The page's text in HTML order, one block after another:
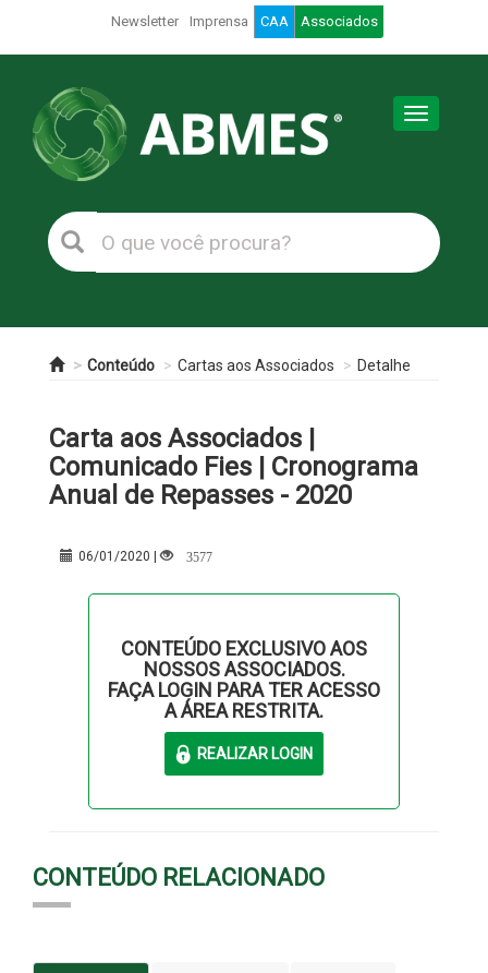
Newsletter Imprensa CAA Associados
Toggle
Conteúdo Cartas aos Associados Detalhe
Carta aos Associados |
Comunicado Fies | Cronograma
Anual de Repasses - 2020
06/01/2020 | 3577
CONTEÚDO EXCLUSIVO AOS
NOSSOS ASSOCIADOS.
FAÇA LOGIN PARA TER ACESSO
A ÁREA RESTRITA.
CONTEÚDO RELACIONADO